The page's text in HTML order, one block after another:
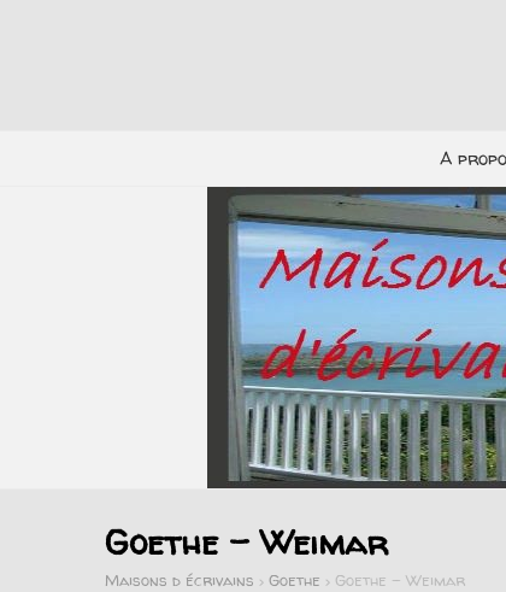
A
Goethe – Weimar
Maisons d écrivains > Goethe > Goethe – Weimar